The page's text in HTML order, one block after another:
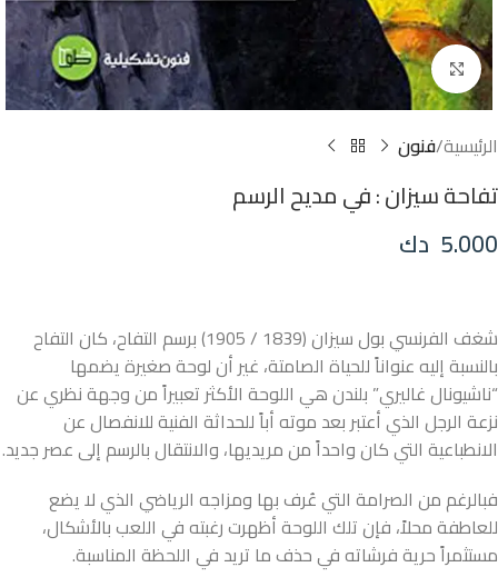
Click to enlarge
الرئيسية فنون
تفاحة سيزان : في مديح الرسم
5.000 دك
شغف الفرنسي بول سيزان (1839 / 1905) برسم التفاح، كان التفاح
بالنسبة إليه عنواناً للحياة الصامتة، غير أن لوحة صغيرة يضمها
“ناشيونال غاليري” بلندن هي اللوحة الأكثر تعبيراً من وجهة نظري عن
نزعة الرجل الذي أعتبر بعد موته أباً للحداثة الفنية للانفصال عن
الانطباعية التي كان واحداً من مريديها، والانتقال بالرسم إلى عصر جديد.
فبالرغم من الصرامة التي عُرف بها ومزاجه الرياضي الذي لا يضع
للعاطفة محلاً، فإن تلك اللوحة أظهرت رغبته في اللعب بالأشكال،
مستثمراً حرية فرشاته في حذف ما تريد في اللحظة المناسبة.